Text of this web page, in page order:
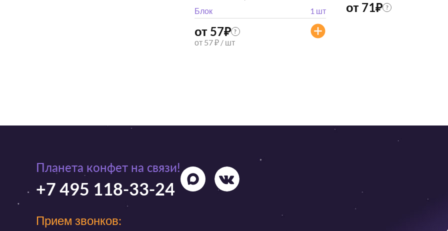
Блок 1 шт
от 57₽ ?
от 57 ₽ / шт
от 71₽ ?
Планета конфет на связи!
+7 495 118-33-24
Прием звонков: